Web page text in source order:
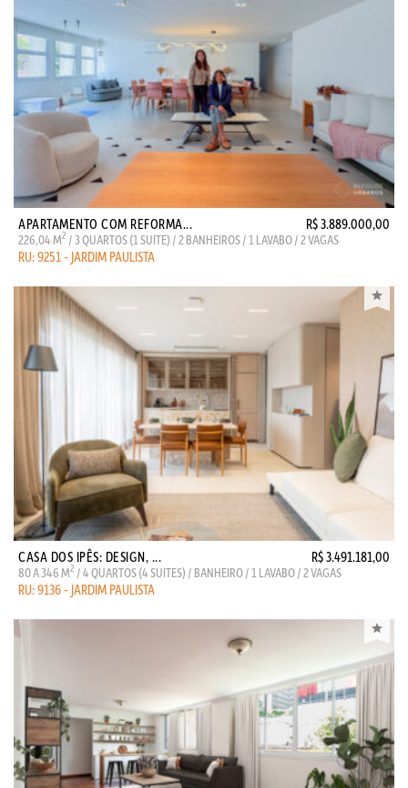
APARTAMENTO COM REFORMA... R$ 3.889.000,00
226,04 M2 / 3 QUARTOS (1 SUITE) / 2 BANHEIROS / 1 LAVABO / 2 VAGAS
RU: 9251 - JARDIM PAULISTA
CASA DOS IPÊS: DESIGN, ... R$ 3.491.181,00
80 A 346 M2 / 4 QUARTOS (4 SUITES) / BANHEIRO / 1 LAVABO / 2 VAGAS
RU: 9136 - JARDIM PAULISTA